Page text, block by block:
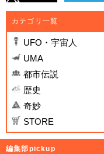
カテゴリ一覧
UFO・宇宙人
UMA
都市伝説
歴史
奇妙
STORE
編集部pickup